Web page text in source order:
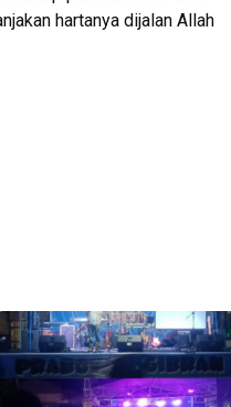
hartanya dijalan Allah